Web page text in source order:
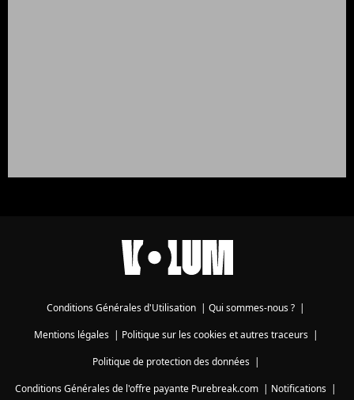
Conditions Générales d'Utilisation Qui sommes-nous ?
Mentions légales| Politique sur les cookies et autres traceurs|
Politique de protection des données|
Conditions Générales de l'offre payante Purebreak.com
Notifications